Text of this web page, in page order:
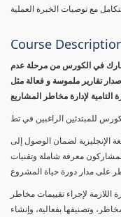
مع توصيات الخبرة العملية
Course
نقل المشارك في الكورس من مرحلة عدم
تقارير ملموسة و فعالة مثل
الإنجليزية لضمان الوصول إلى
معرفة شاملة وتقنيات
اللازمة لإجراء تقييمات مخاطر
وتصنيفها بفعالية، وإنشاء